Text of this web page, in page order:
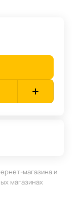
магазина и
магазинах